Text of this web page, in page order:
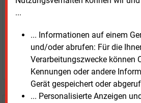
...
... Informationen auf einem
und/oder abrufen: Für die
Verarbeitungszwecke können
Kennungen oder andere
Gerät gespeichert oder
... Personalisierte Anzeigen
JETZT ARTIKEL KAUFEN